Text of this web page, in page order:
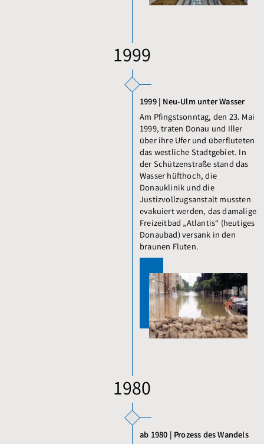
1999
1999 | Neu-Ulm unter Wasser
Am Pfingstsonntag, den 23. Mai
1999, traten Donau und Iller
über ihre Ufer und überfluteten
das westliche Stadtgebiet. In
der Schützenstraße stand das
Wasser hüfthoch, die
Donauklinik und die
Justizvollzugsanstalt mussten
evakuiert werden, das damalige
Freizeitbad „Atlantis“ (heutiges
Donaubad) versank in den
braunen Fluten.
1980
ab 1980 | Prozess des Wandels